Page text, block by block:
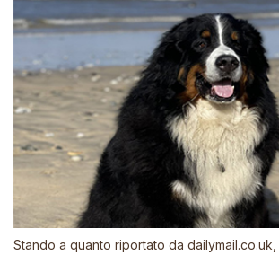
Stando a quanto riportato da dailymail.co.uk